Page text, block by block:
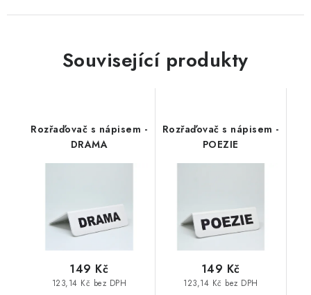
Související produkty
Rozřaďovač s nápisem -
DRAMA
123,14 Kč bez DPH
149 Kč
Rozřaďovač s nápisem -
POEZIE
123,14 Kč bez DPH
149 Kč